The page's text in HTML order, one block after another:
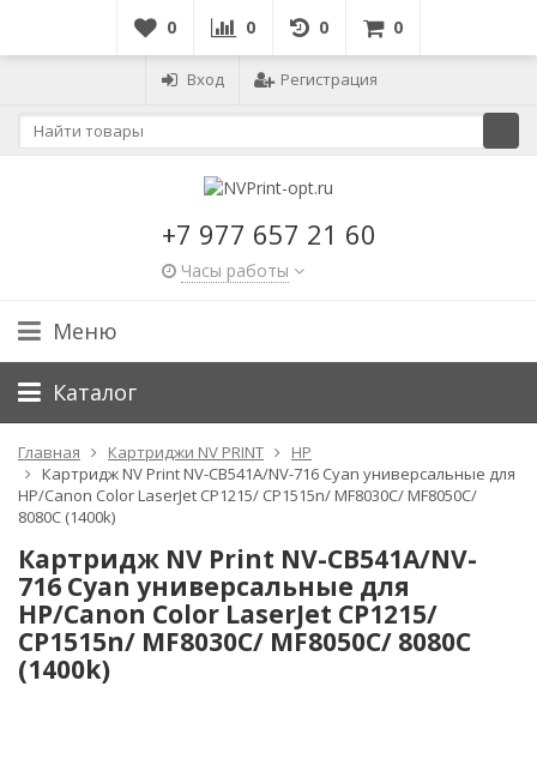
0 0 0 0
Вход Регистрация
+7 977 657 21 60
Часы работы
Меню
Каталог
Главная Картриджи NV PRINT
HP
Картридж NV Print NV-CB541A/NV-716 Cyan универсальные для
HP/Canon Color LaserJet CP1215/ CP1515n/ MF8030C/ MF8050C/
8080C (1400k)
Картридж NV Print NV-CB541A/NV-
716 Cyan универсальные для
HP/Canon Color LaserJet CP1215/
CP1515n/ MF8030C/ MF8050C/ 8080C
(1400k)